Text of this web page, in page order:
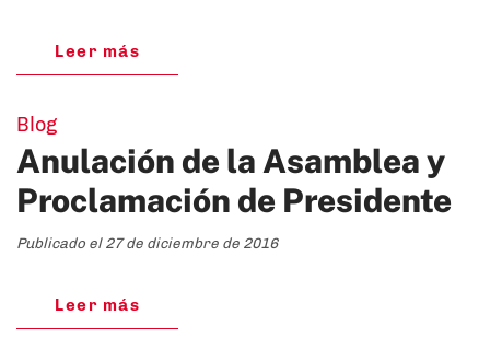
Leer más
Blog
Anulación de la Asamblea y
Proclamación de Presidente
Publicado el 27 de diciembre de 2016
Leer más